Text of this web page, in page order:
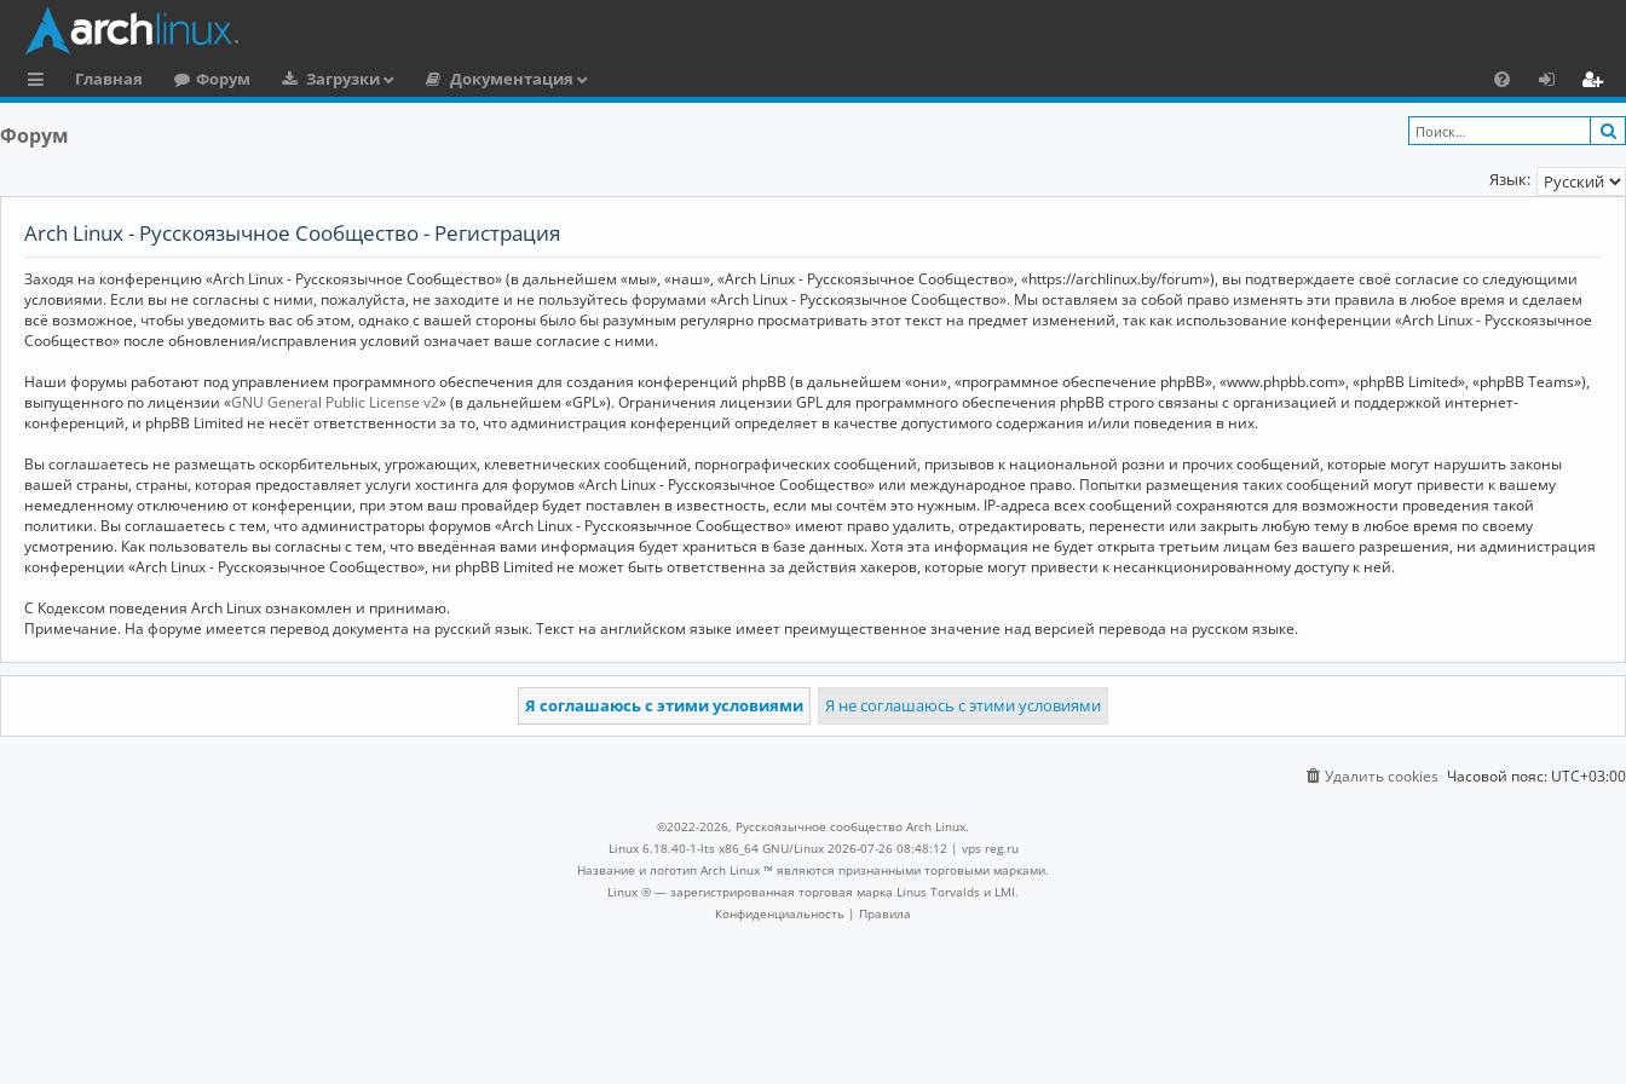
ы
к
Главная Форум Загрузки
Документация
F
A
Q
х
о
д
ег
и
ст
и
Форум
Язык:
Arch Linux - Русскоязычное Сообщество - Регистрация
Заходя на конференцию «Arch Linux - Русскоязычное Сообщество» (в дальнейшем «мы», «наш», «Arch Linux - Русскоязычное Сообщество», «https://archlinux.by/forum»), вы подтверждаете своё согласие со следующими
условиями. Если вы не согласны с ними, пожалуйста, не заходите и не пользуйтесь форумами «Arch Linux - Русскоязычное Сообщество». Мы оставляем за собой право изменять эти правила в любое время и сделаем
всё возможное, чтобы уведомить вас об этом, однако с вашей стороны было бы разумным регулярно просматривать этот текст на предмет изменений, так как использование конференции «Arch Linux - Русскоязычное
Сообщество» после обновления/исправления условий означает ваше согласие с ними.
Наши форумы работают под управлением программного обеспечения для создания конференций phpBB (в дальнейшем «они», «программное обеспечение phpBB», «www.phpbb.com», «phpBB Limited», «phpBB Teams»),
выпущенного по лицензии «GNU General Public License v2» (в дальнейшем «GPL»). Ограничения лицензии GPL для программного обеспечения phpBB строго связаны с организацией и поддержкой интернет-
конференций, и phpBB Limited не несёт ответственности за то, что администрация конференций определяет в качестве допустимого содержания и/или поведения в них.
Вы соглашаетесь не размещать оскорбительных, угрожающих, клеветнических сообщений, порнографических сообщений, призывов к национальной розни и прочих сообщений, которые могут нарушить законы
вашей страны, страны, которая предоставляет услуги хостинга для форумов «Arch Linux - Русскоязычное Сообщество» или международное право. Попытки размещения таких сообщений могут привести к вашему
немедленному отключению от конференции, при этом ваш провайдер будет поставлен в известность, если мы сочтём это нужным. IP-адреса всех сообщений сохраняются для возможности проведения такой
политики. Вы соглашаетесь с тем, что администраторы форумов «Arch Linux - Русскоязычное Сообщество» имеют право удалить, отредактировать, перенести или закрыть любую тему в любое время по своему
усмотрению. Как пользователь вы согласны с тем, что введённая вами информация будет храниться в базе данных. Хотя эта информация не будет открыта третьим лицам без вашего разрешения, ни администрация
конференции «Arch Linux - Русскоязычное Сообщество», ни phpBB Limited не может быть ответственна за действия хакеров, которые могут привести к несанкционированному доступу к ней.
С Кодексом поведения Arch Linux ознакомлен и принимаю.
Примечание. На форуме имеется перевод документа на русский язык. Текст на английском языке имеет преимущественное значение над версией перевода на русском языке.
Часовой пояс: UTC+03:00
Удалить cookies
©2022-2026, Русскоязычное сообщество Arch Linux.
Linux 6.18.40-1-lts x86_64 GNU/Linux 2026-07-26 08:48:12 | vps reg.ru
Название и логотип Arch Linux ™ являются признанными торговыми марками.
Linux ® — зарегистрированная торговая марка Linus Torvalds и LMI.
Конфиденциальность | Правила